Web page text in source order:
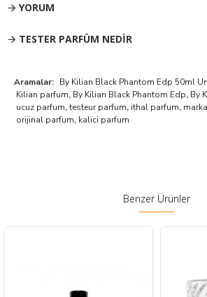
YORUM
TESTER PARFÜM NEDIR
Aramalar: By Kilian Black Phantom Edp 50ml
Kilian parfum, By Kilian Black Phantom Edp, By
ucuz parfum,testeur parfum, ithal parfum,
orijinal parfum, kalici parfum
Benzer Ürünler